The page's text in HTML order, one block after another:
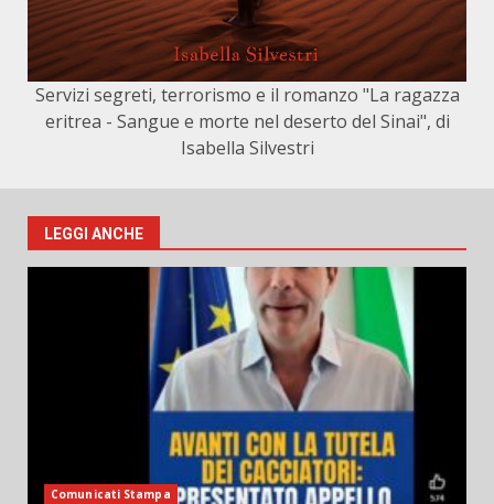
Servizi segreti, terrorismo e il romanzo "La ragazza
eritrea - Sangue e morte nel deserto del Sinai", di
Isabella Silvestri
LEGGI ANCHE
Comunicati Stampa